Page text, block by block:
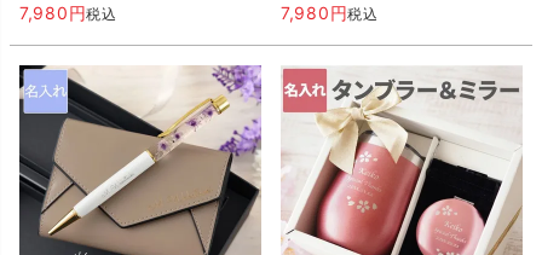
7,980
税込
7,980
税込